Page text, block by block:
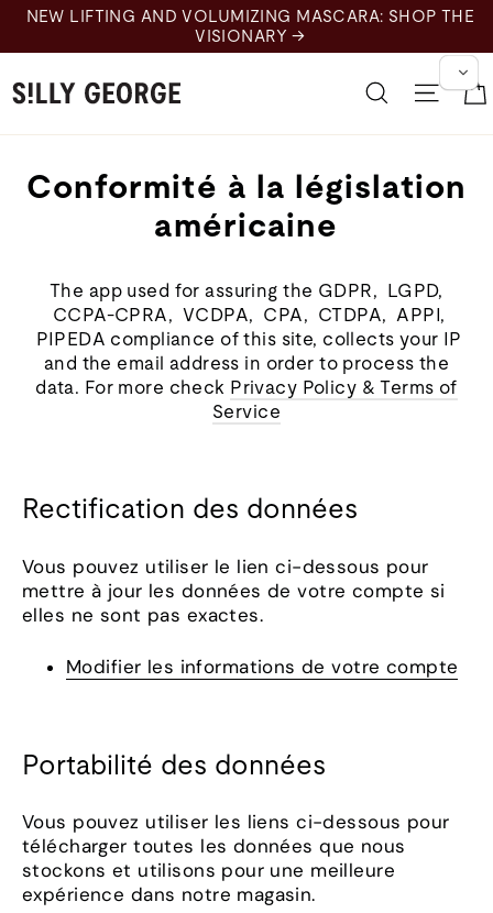
Skip
content
NEW LIFTING AND VOLUMIZING MASCARA: SHOP THE
VISIONARY →
Recherche
Conformité à la législation
américaine
The app used for assuring the GDPR, LGPD,
CCPA-CPRA, VCDPA, CPA, CTDPA, APPI,
PIPEDA compliance of this site, collects your IP
and the email address in order to process the
data. For more check Privacy Policy & Terms of
Service
Rectification des données
Vous pouvez utiliser le lien ci-dessous pour
mettre à jour les données de votre compte si
elles ne sont pas exactes.
Modifier les informations de votre compte
Portabilité des données
Vous pouvez utiliser les liens ci-dessous pour
télécharger toutes les données que nous
stockons et utilisons pour une meilleure
expérience dans notre magasin.